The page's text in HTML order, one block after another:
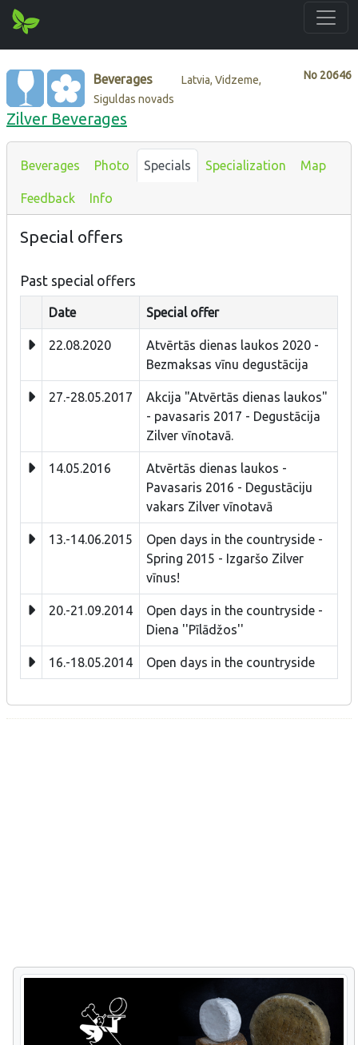
No 20646
Beverages
Latvia, Vidzeme,
Siguldas novads
Zilver Beverages
Beverages Photo Specials Specialization Map
Feedback Info
Special offers
Past special offers
Date Special offer
22.08.2020
Atvērtās dienas laukos 2020 -
Bezmaksas vīnu degustācija
27.-28.05.2017
Akcija "Atvērtās dienas laukos"
- pavasaris 2017 - Degustācija
Zilver vīnotavā.
14.05.2016
Atvērtās dienas laukos -
Pavasaris 2016 - Degustāciju
vakars Zilver vīnotavā
13.-14.06.2015
Open days in the countryside -
Spring 2015 - Izgaršo Zilver
vīnus!
20.-21.09.2014
Open days in the countryside -
Diena ''Pīlādžos''
16.-18.05.2014 Open days in the countryside